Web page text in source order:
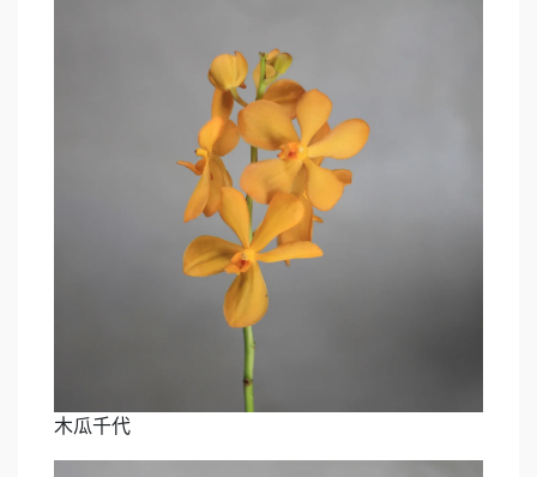
木瓜千代